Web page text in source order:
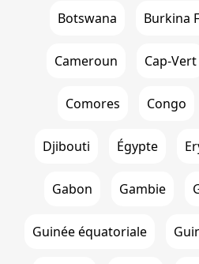
Botswana Burkina
Cameroun Cap-Vert
Comores Congo
Djibouti Égypte
Gabon Gambie
Guinée équatoriale